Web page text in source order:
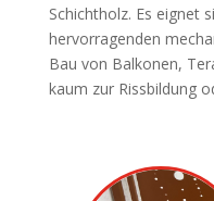
Schichtholz. Es eignet
hervorragenden
Bau von Balkonen,
kaum zur Rissbildung